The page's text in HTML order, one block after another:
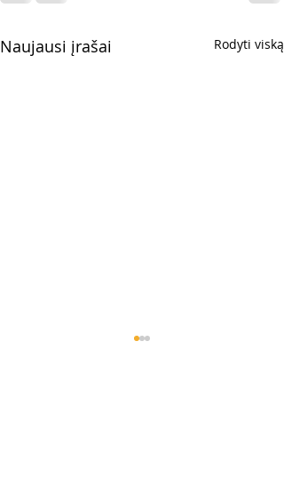
Naujausi įrašai Rodyti viską